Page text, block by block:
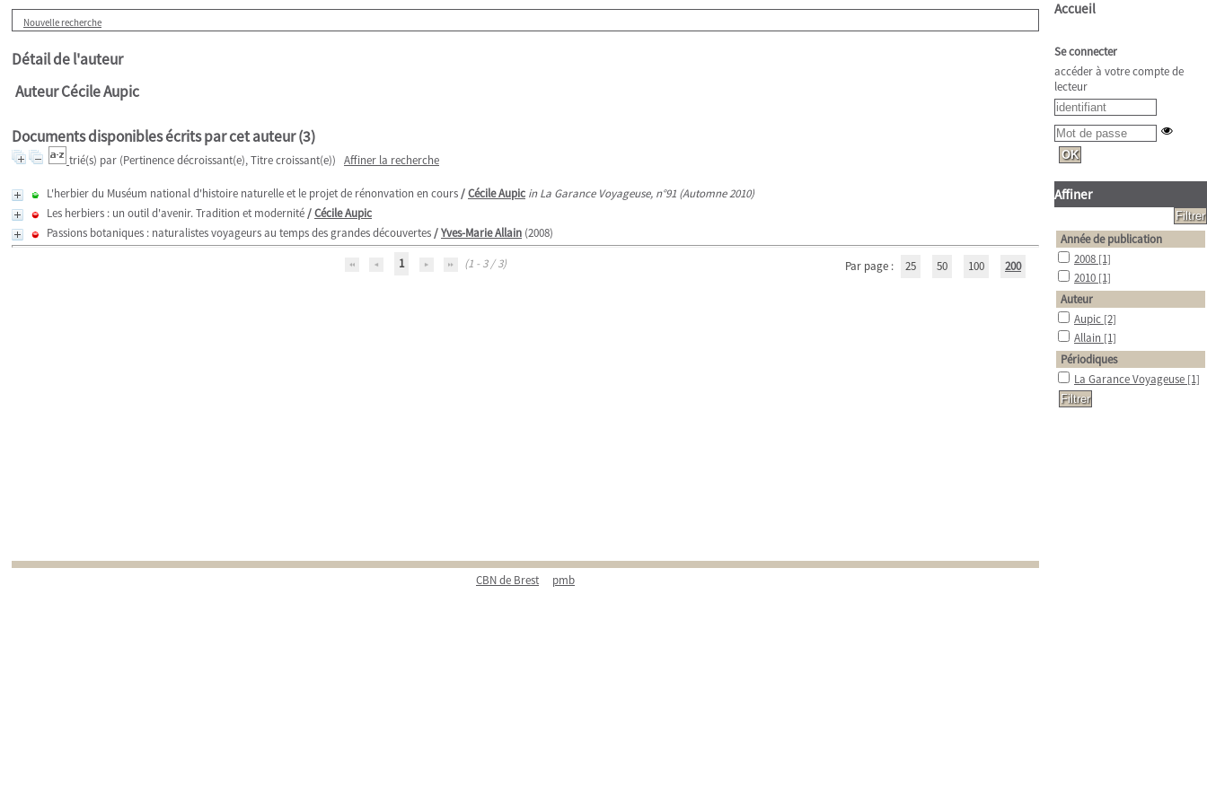
Nouvelle recherche
Détail de l'auteur
Auteur Cécile Aupic
Documents disponibles écrits par cet auteur (3)
trié(s) par (Pertinence décroissant(e), Titre croissant(e)) Affiner la recherche
L'herbier du Muséum national d'histoire naturelle et le projet de rénonvation en cours/Cécile Aupic in La Garance Voyageuse, n°91 (Automne 2010)
Les herbiers : un outil d'avenir. Tradition et modernité/Cécile Aupic
Passions botaniques : naturalistes voyageurs au temps des grandes découvertes/Yves-Marie Allain (2008)
1
(1 - 3 / 3) Par page : 25 50 100 200
CBN de Brest pmb
Accueil
Se connecter
accéder à votre compte de
lecteur
Affiner
Année de publication
2008 [1]
2010 [1]
Auteur
Aupic [2]
Allain [1]
Périodiques
La Garance Voyageuse [1]